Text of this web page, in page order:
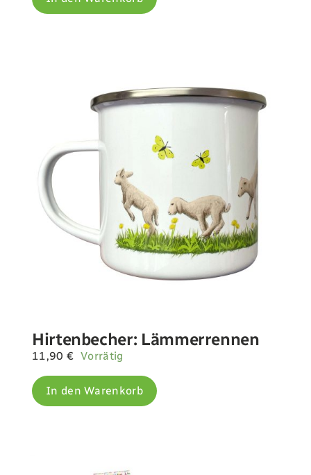
Hirtenbecher: Lämmerrennen
11,90 € Vorrätig
In den Warenkorb